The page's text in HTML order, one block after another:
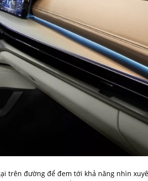
trên đường để đem tới khả năng nhìn